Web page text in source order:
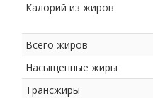
Калорий из жиров
Всего жиров
Насыщенные жиры
Трансжиры